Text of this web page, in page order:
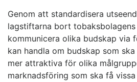
Genom att standardisera
lagstiftarna bort
kommunicera olika budskap via
kan handla om budskap som
mer attraktiva för olika
marknadsföring som ska få